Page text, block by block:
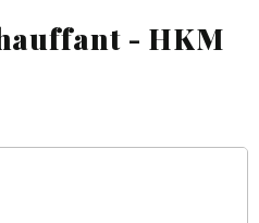
- HKM